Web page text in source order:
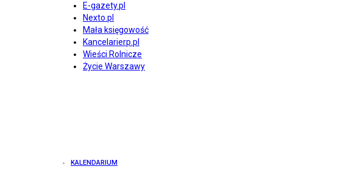
E-gazety.pl
Nexto.pl
Mała księgowość
Kancelarierp.pl
Wieści Rolnicze
Życie Warszawy
KALENDARIUM